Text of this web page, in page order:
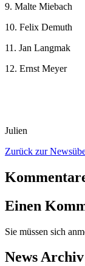
9. Malte Miebach
10. Felix Demuth
11. Jan Langmak
12. Ernst Meyer
Julien
Zurück zur
Einen
Sie müssen sich
News Archiv